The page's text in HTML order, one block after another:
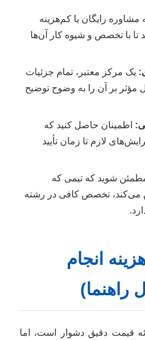
رایگان یا کم‌هزینه
تا با تخصص و شیوه کار آن‌ها
یک مرکز معتبر، تمام جزئیات
مؤثر بر آن را به وضوح توضیح
اطمینان حاصل کنید که
لازم تا زمان تأیید
شوید که تیمی که
می‌کند، تخصص کافی در رشته
انجام
راهنما)
قیمت دقیق دشوار است، اما